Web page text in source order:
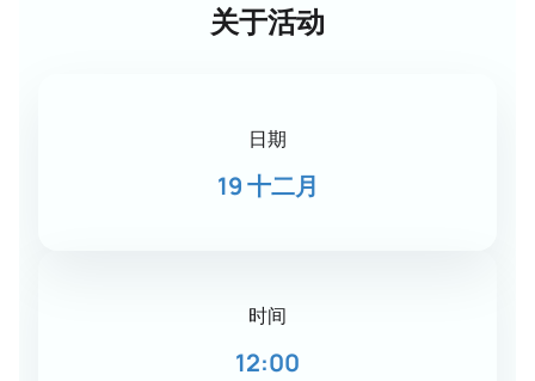
关于活动
日期
19 十二月
时间
12:00